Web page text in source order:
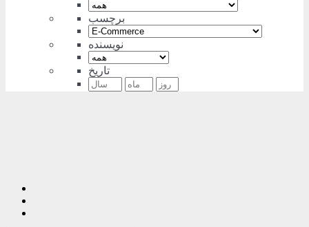
برچسب
نویسنده
تاریخ